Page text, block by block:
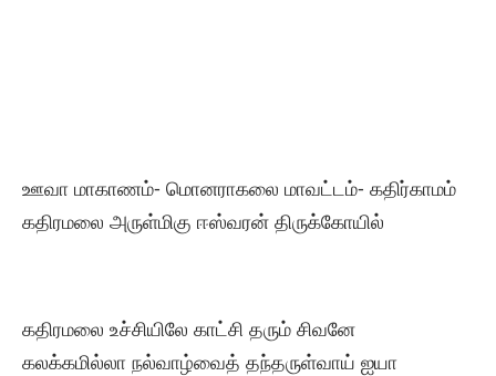
ஊவா மாகாணம்- மொனராகலை மாவட்டம்- கதிர்காமம்
கதிரமலை அருள்மிகு ஈஸ்வரன் திருக்கோயில்
கதிரமலை உச்சியிலே காட்சி தரும் சிவனே
கலக்கமில்லா நல்வாழ்வைத் தந்தருள்வாய் ஐயா